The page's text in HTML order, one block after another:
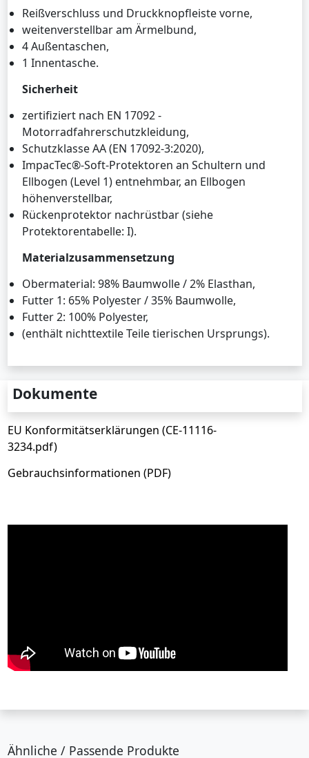
Reißverschluss und Druckknopfleiste vorne,
weitenverstellbar am Ärmelbund,
4 Außentaschen,
1 Innentasche.
Sicherheit
zertifiziert nach EN 17092 -
Motorradfahrerschutzkleidung,
Schutzklasse AA (EN 17092-3:2020),
ImpacTec®-Soft-Protektoren an Schultern und
Ellbogen (Level 1) entnehmbar, an Ellbogen
höhenverstellbar,
Rückenprotektor nachrüstbar (siehe
Protektorentabelle: I).
Materialzusammensetzung
Obermaterial: 98% Baumwolle / 2% Elasthan,
Futter 1: 65% Polyester / 35% Baumwolle,
Futter 2: 100% Polyester,
(enthält nichttextile Teile tierischen Ursprungs).
Dokumente
EU Konformitätserklärungen (CE-11116-
3234.pdf)
Gebrauchsinformationen (PDF)
Ähnliche / Passende Produkte